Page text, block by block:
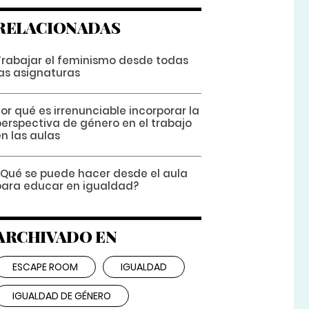
el feminismo desde todas
asignaturas
qué es irrenunciable incorporar la
de género en el trabajo
las aulas
se puede hacer desde el aula
educar en igualdad?
EN
ESCAPE ROOM IGUALDAD
IGUALDAD DE GÉNERO